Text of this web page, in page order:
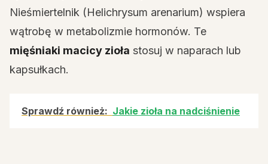
Nieśmiertelnik (Helichrysum arenarium) wspiera
wątrobę w metabolizmie hormonów. Te
mięśniaki macicy zioła stosuj w naparach lub
kapsułkach.
Sprawdź również: Jakie zioła na nadciśnienie